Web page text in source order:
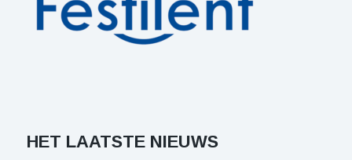
HET LAATSTE NIEUWS